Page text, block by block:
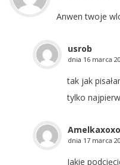
Anwen twoje
usrob
dnia 16 marca
tak jak
tylko
Amelkaxoxo
dnia 17 marca
Jakie